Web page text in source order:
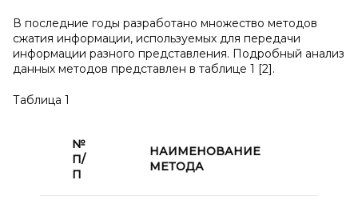
В последние годы разработано множество методов
сжатия информации, используемых для передачи
информации разного представления. Подробный анализ
данных методов представлен в таблице 1 [2].
Таблица 1
№
П/
П
НАИМЕНОВАНИЕ
МЕТОДА